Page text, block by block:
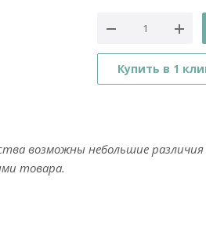
Купить в 1
возможны небольшие
товара.